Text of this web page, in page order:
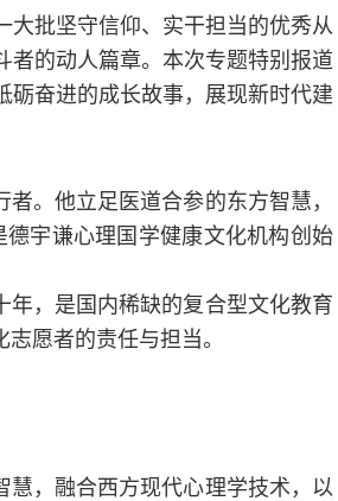
大批坚守信仰、实干担当的优秀从
者的动人篇章。本次专题特别报道
砺奋进的成长故事，展现新时代建
。他立足医道合参的东方智慧，
宇谦心理国学健康文化机构创始
，是国内稀缺的复合型文化教育
愿者的责任与担当。
，融合西方现代心理学技术，以